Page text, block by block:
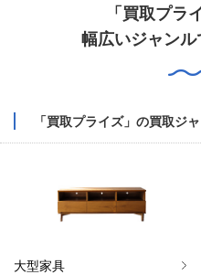
「買取プラ
幅広いジャンル
「買取プライズ」の買取ジ
大型家具